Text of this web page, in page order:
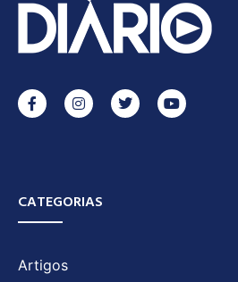
CATEGORIAS
Artigos